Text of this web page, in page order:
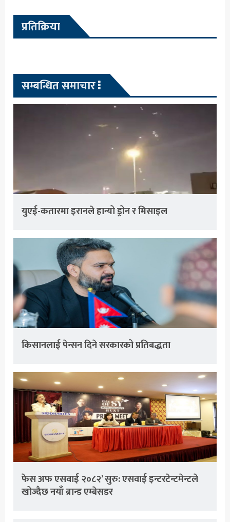
प्रतिक्रिया
सम्बन्धित समाचार
युएई-कतारमा इरानले हान्यो ड्रोन र मिसाइल
किसानलाई पेन्सन दिने सरकारको प्रतिबद्धता
फेस अफ एसवाई २०८२’ सुरु: एसवाई इन्टरटेन्टमेन्टले
खोज्दैछ नयाँ ब्रान्ड एम्बेसडर